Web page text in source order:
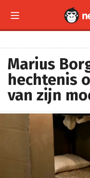

Marius
hechtenis
van zijn